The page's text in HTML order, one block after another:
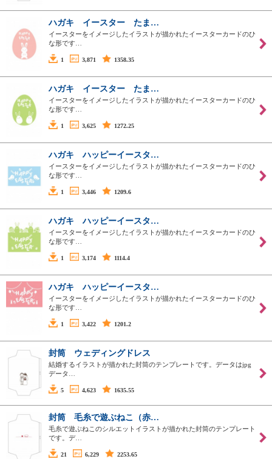
ハガキ イースター たま…
イースターをイメージしたイラストが描かれたイースターカードのひ
な形です…
1 3,871 1358.35
ハガキ イースター たま…
イースターをイメージしたイラストが描かれたイースターカードのひ
な形です…
1 3,625 1272.25
ハガキ ハッピーイースタ…
イースターをイメージしたイラストが描かれたイースターカードのひ
な形です…
1 3,446 1209.6
ハガキ ハッピーイースタ…
イースターをイメージしたイラストが描かれたイースターカードのひ
な形です…
1 3,174 1114.4
ハガキ ハッピーイースタ…
イースターをイメージしたイラストが描かれたイースターカードのひ
な形です…
1 3,422 1201.2
封筒 ウェディングドレス
結婚するイラストが描かれた封筒のテンプレートです。データはjpg
データ…
5 4,623 1635.55
封筒 毛糸で遊ぶねこ（赤…
毛糸で遊ぶねこのシルエットイラストが描かれた封筒のテンプレート
です。デ…
21 6,229 2253.65